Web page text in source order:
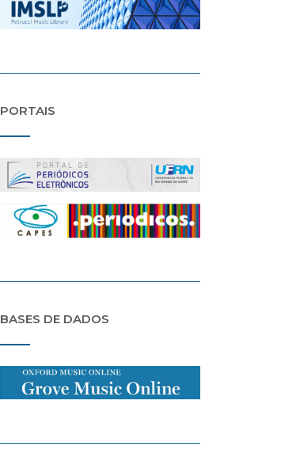
PORTAIS
BASES DE DADOS